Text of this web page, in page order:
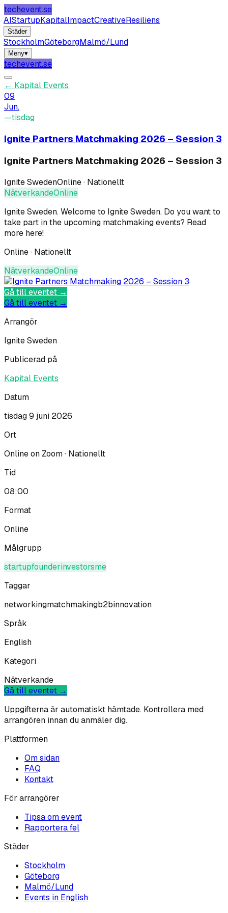
techevent.se
AIStartupKapitalImpactCreativeResiliens
Städer
StockholmGöteborgMalmö/Lund
Meny▾
techevent.se
← Kapital Events
09
Jun.
—tisdag
Ignite Partners Matchmaking 2026 – Session 3
Ignite Partners Matchmaking 2026 – Session 3
Ignite SwedenOnline · Nationellt
NätverkandeOnline
Ignite Sweden.Welcome to Ignite Sweden. Do you want to
take part in the upcoming matchmaking events? Read
more here!
Online · Nationellt
NätverkandeOnline
Gå till eventet →
Gå till eventet →
Arrangör
Ignite Sweden
Publicerad på
Kapital Events
Datum
tisdag 9 juni 2026
Ort
Online on Zoom · Nationellt
Tid
08:00
Format
Online
Målgrupp
startupfounderinvestorsme
Taggar
networkingmatchmakingb2binnovation
Språk
English
Kategori
Nätverkande
Gå till eventet →
Uppgifterna är automatiskt hämtade. Kontrollera med
arrangören innan du anmäler dig.
Plattformen
Om sidan
FAQ
Kontakt
För arrangörer
Tipsa om event
Rapportera fel
Städer
Stockholm
Göteborg
Malmö/Lund
Events in English